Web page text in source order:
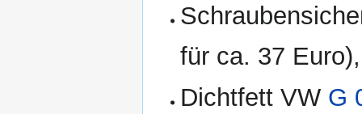
für ca. 37
Dichtfett VW G